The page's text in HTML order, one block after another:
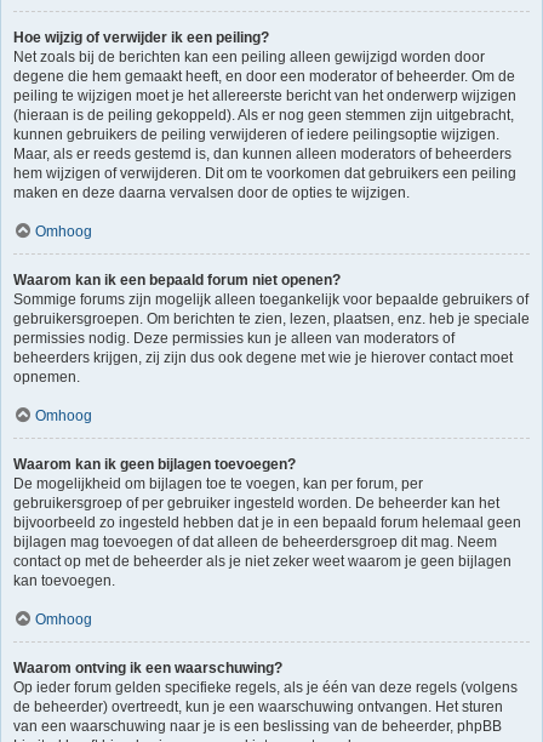
Hoe wijzig of verwijder ik een peiling?
Net zoals bij de berichten kan een peiling alleen gewijzigd worden door
degene die hem gemaakt heeft, en door een moderator of beheerder. Om de
peiling te wijzigen moet je het allereerste bericht van het onderwerp wijzigen
(hieraan is de peiling gekoppeld). Als er nog geen stemmen zijn uitgebracht,
kunnen gebruikers de peiling verwijderen of iedere peilingsoptie wijzigen.
Maar, als er reeds gestemd is, dan kunnen alleen moderators of beheerders
hem wijzigen of verwijderen. Dit om te voorkomen dat gebruikers een peiling
maken en deze daarna vervalsen door de opties te wijzigen.
Omhoog
Waarom kan ik een bepaald forum niet openen?
Sommige forums zijn mogelijk alleen toegankelijk voor bepaalde gebruikers of
gebruikersgroepen. Om berichten te zien, lezen, plaatsen, enz. heb je speciale
permissies nodig. Deze permissies kun je alleen van moderators of
beheerders krijgen, zij zijn dus ook degene met wie je hierover contact moet
opnemen.
Omhoog
Waarom kan ik geen bijlagen toevoegen?
De mogelijkheid om bijlagen toe te voegen, kan per forum, per
gebruikersgroep of per gebruiker ingesteld worden. De beheerder kan het
bijvoorbeeld zo ingesteld hebben dat je in een bepaald forum helemaal geen
bijlagen mag toevoegen of dat alleen de beheerdersgroep dit mag. Neem
contact op met de beheerder als je niet zeker weet waarom je geen bijlagen
kan toevoegen.
Omhoog
Waarom ontving ik een waarschuwing?
Op ieder forum gelden specifieke regels, als je één van deze regels (volgens
de beheerder) overtreedt, kun je een waarschuwing ontvangen. Het sturen
van een waarschuwing naar je is een beslissing van de beheerder, phpBB